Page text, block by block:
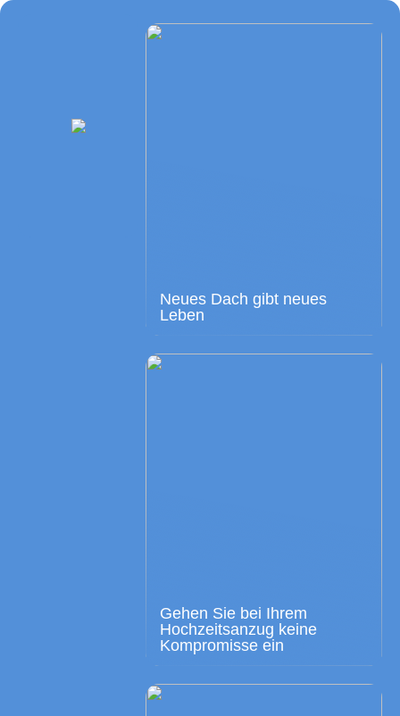
Neues Dach gibt neues
Leben
Gehen Sie bei Ihrem
Hochzeitsanzug keine
Kompromisse ein